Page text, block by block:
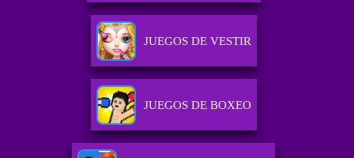
JUEGOS DE VESTIR
JUEGOS DE BOXEO